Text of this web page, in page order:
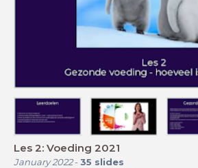
Les 2: Voeding 2021
January 2022- 35 slides